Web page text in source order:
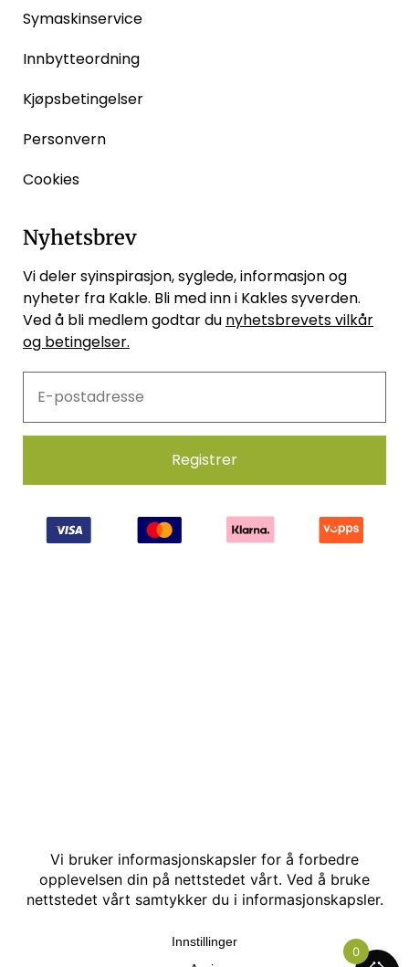
Symaskinservice
Innbytteordning
Kjøpsbetingelser
Personvern
Cookies
Nyhetsbrev
Vi deler syinspirasjon, syglede, informasjon og
nyheter fra Kakle. Bli med inn i Kakles syverden.
Ved å bli medlem godtar du nyhetsbrevets vilkår
og betingelser.
Hjemmesidehelten
0